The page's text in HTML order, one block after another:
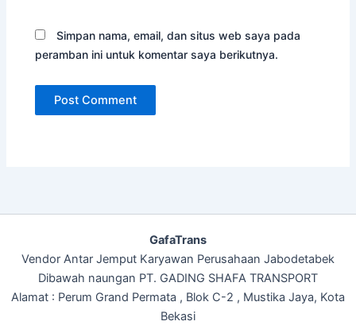
Simpan nama, email, dan situs web saya pada
peramban ini untuk komentar saya berikutnya.
GafaTrans
Vendor Antar Jemput Karyawan Perusahaan Jabodetabek
Dibawah naungan PT. GADING SHAFA TRANSPORT
Alamat : Perum Grand Permata , Blok C-2 , Mustika Jaya, Kota
Bekasi